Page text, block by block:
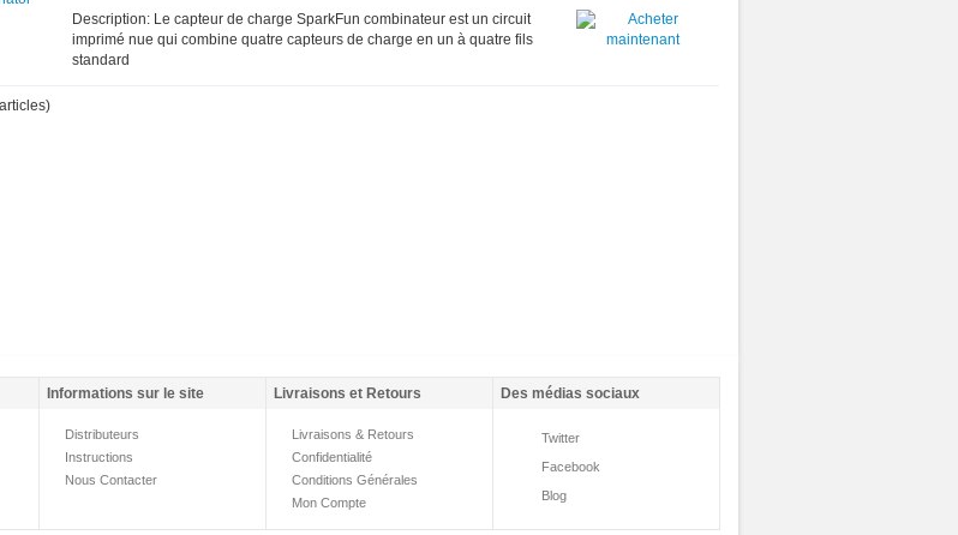
Description: Le capteur de charge SparkFun combinateur est un circuit
imprimé nue qui combine quatre capteurs de charge en un à quatre fils
standard
articles)
Informations sur le site Livraisons et Retours Des médias sociaux
Distributeurs
Instructions
Nous Contacter
Livraisons & Retours
Confidentialité
Conditions Générales
Mon Compte
Twitter
Facebook
Blog